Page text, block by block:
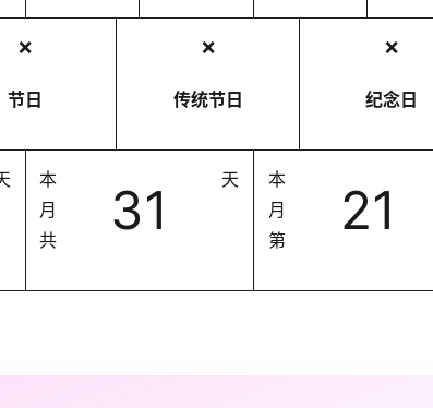
❌
节日
❌
传统节日
❌
纪念日
本
月
共
31 天
本
月
第
21